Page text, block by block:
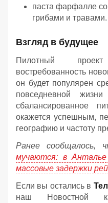
паста фарфалле
грибами и травами.
Взгляд в будущее
Пилотный
востребованность
он будет популярен
повседневной
сбалансированное
окажется успешным,
географию и частоту
Ранее сообщалось,
мучаются: в
массовые задержки
Если вы остались в
наш Новостной